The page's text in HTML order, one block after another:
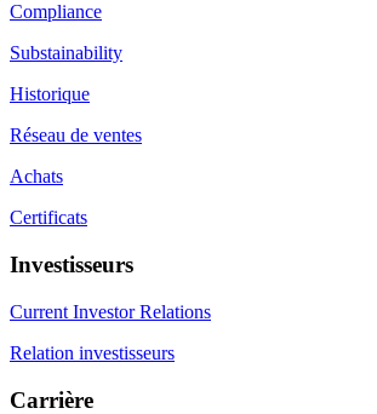
Compliance
Substainability
Historique
Réseau de ventes
Achats
Certificats
Investisseurs
Current Investor Relations
Relation investisseurs
Carrière